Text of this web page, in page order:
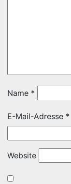
Name *
E-Mail-Adresse *
Website